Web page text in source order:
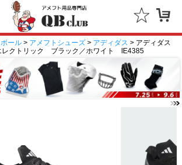
ール > アメフトシューズ > アディダス > アディダス
クトリック ブラック／ホワイト IE4385